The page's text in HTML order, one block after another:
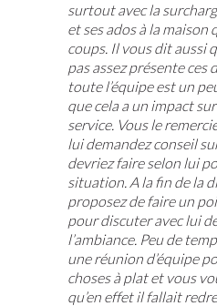
surtout avec la
et ses ados à la
coups. Il vous dit aussi
pas assez présente ces
toute l’équipe est un
que cela a un impact
service. Vous le
lui demandez conseil
devriez faire selon lui
situation. A la fin de la
proposez de faire un
pour discuter avec lui
l’ambiance. Peu de
une réunion d’équipe
choses à plat et vous
qu’en effet il fallait